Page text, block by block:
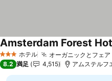
3 ホテルのランク
ホテル オーガニックとフェ
Amsterdam Forest
8.2 満足 4,515 アムステルフ